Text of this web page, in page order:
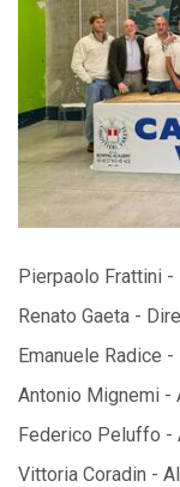
Pierpaolo Frattini -
Renato Gaeta -
Emanuele Radice
Antonio Mignemi -
Federico Peluffo -
Vittoria Coradin -